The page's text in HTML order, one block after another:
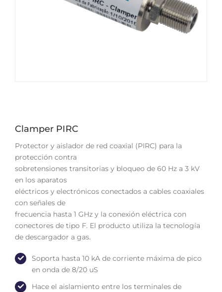
Clamper PIRC
Protector y aislador de red coaxial (PIRC) para la
protección contra
sobretensiones transitorias y bloqueo de 60 Hz a 3 kV
en los aparatos
eléctricos y electrónicos conectados a cables coaxiales
con señales de
frecuencia hasta 1 GHz y la conexión eléctrica con
conectores de tipo F. El producto utiliza la tecnología
de descargador a gas.
Soporta hasta 10 kA de corriente máxima de pico
en onda de 8/20 uS
Hace el aislamiento entre los terminales de